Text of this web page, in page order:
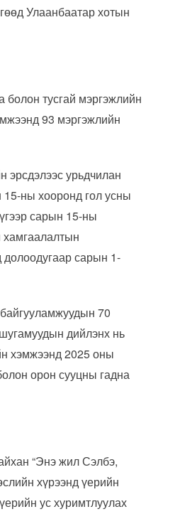
Улаанбаатар хотын
тусгай мэргэжлийн
93 мэргэжлийн
эрсдэлээс урьдчилан
15-ны хооронд гол усны
сарын 15-ны
хамгаалалтын
долоодугаар сарын 1-
70
дийлэнх нь
хэмжээнд 2025 оны
орон сууцны гадна
“Энэ жил Сэлбэ,
хүрээнд үерийн
ус хуримтлуулах